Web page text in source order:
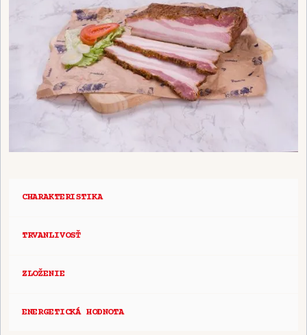
CHARAKTERISTIKA
TRVANLIVOSŤ
ZLOŽENIE
ENERGETICKÁ HODNOTA